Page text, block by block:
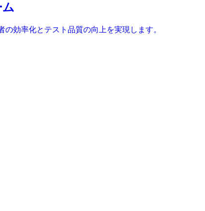
効率化とテスト品質の向上を実現します。